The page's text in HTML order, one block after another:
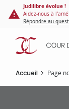
Panneau de gestion
contenu
principal
Judilibre évolue !
Aidez-nous à
Répondre au
Accueil Page